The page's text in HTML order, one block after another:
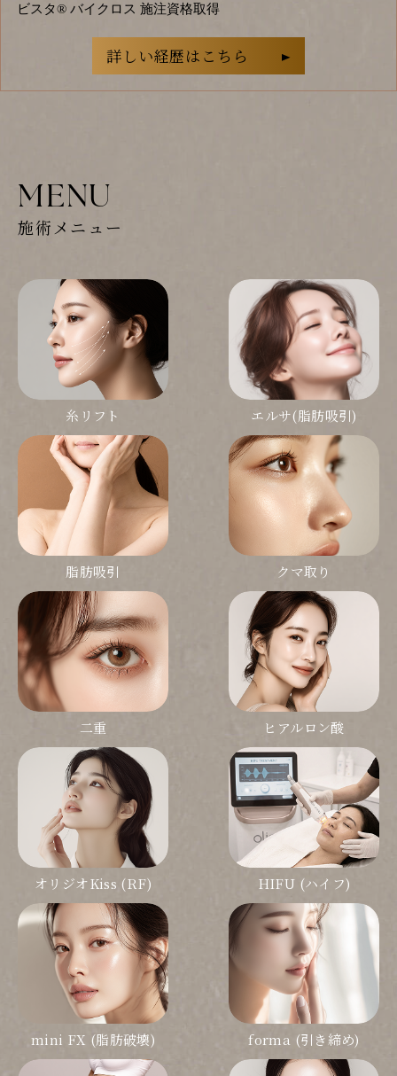
ビスタ® バイクロス 施注資格取得
詳しい経歴はこちら
MENU
施術メニュー
糸リフト エルサ(脂肪吸引)
脂肪吸引 クマ取り
二重 ヒアルロン酸
オリジオKiss (RF) HIFU (ハイフ)
mini FX (脂肪破壊) forma (引き締め)